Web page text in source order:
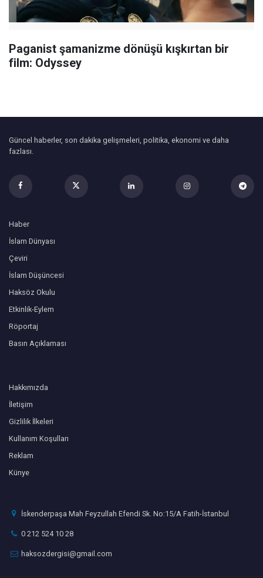
Paganist şamanizme dönüşü kışkırtan bir
film: Odyssey
Güncel haberler, son dakika gelişmeleri, politika, ekonomi ve daha
fazlası.
Haber
İslam Dünyası
Çeviri
İslam Düşüncesi
Haksöz Okulu
Etkinlik-Eylem
Röportaj
Basın Açıklaması
Hakkımızda
İletişim
Gizlilik İlkeleri
Kullanım Koşulları
Reklam
Künye
İskenderpaşa Mah Feyzullah Efendi Sk. No:15/A Fatih-İstanbul
0 212 524 10 28
haksozdergisi@gmail.com